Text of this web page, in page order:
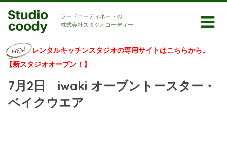
フードコーディネートの
株式会社スタジオコーディー
レンタルキッチンスタジオの専用サイトはこちらから。
【新スタジオオープン！】
7月2日 iwaki オーブントースター・
ベイクウエア